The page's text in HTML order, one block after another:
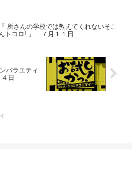
『 所さんの学校では教えてくれないそこ
んトコロ! 』 ７月１１日
バラエティ
日